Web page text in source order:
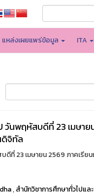
แหล่งเผยแพร่ข้อมูล ITA
วันพฤหัสบดีที่ 23 เมษา
ดิจิทัล
ดีที่ 23 เมษายน 2569 ภาคเรีย
,สำนักวิชาการศึกษาทั่วไปแ